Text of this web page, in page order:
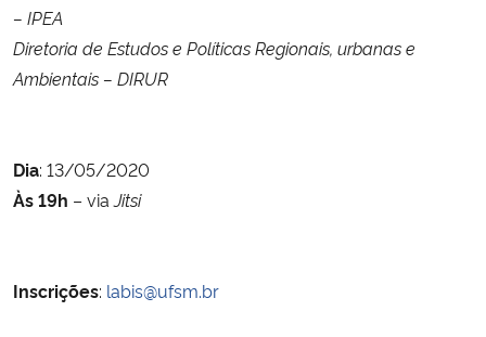
Gabinete de Segurança Institucional
Banco Central do Brasil
– IPEA
Diretoria de Estudos e Políticas Regionais, urbanas e
Ambientais – DIRUR
Dia: 13/05/2020
Às 19h – viaJitsi
Inscrições: labis@ufsm.br